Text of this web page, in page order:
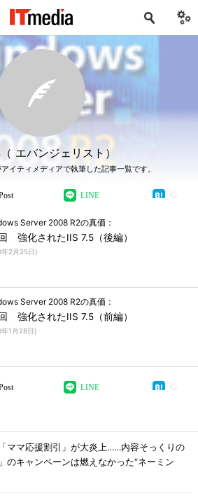
エバンジェリスト）
イティメディアで執筆した記事一覧です。
LINE
Server 2008 R2の真価：
強化されたIIS 7.5（後編）
年2月25日)
Server 2008 R2の真価：
強化されたIIS 7.5（前編）
1月28日)
LINE
ママ応援割引」が大炎上……内容そっくりの
のキャンペーンは燃えなかった“ネーミン